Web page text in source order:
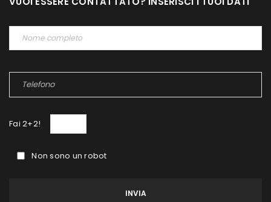
Fai 2+2!
Non sono un robot